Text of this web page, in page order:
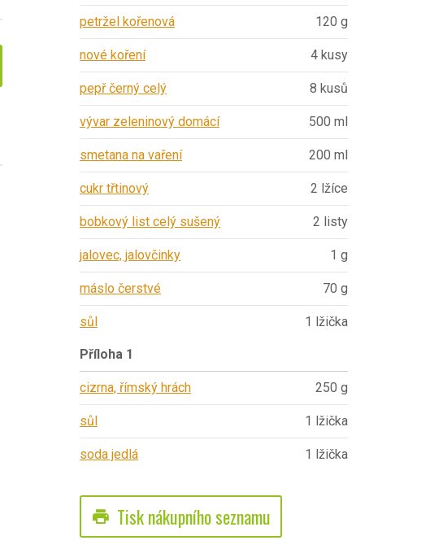
petržel kořenová 120 g
nové koření 4 kusy
pepř černý celý 8 kusů
vývar zeleninový domácí 500 ml
smetana na vaření 200 ml
cukr třtinový 2 lžíce
bobkový list celý sušený 2 listy
jalovec, jalovčinky 1 g
máslo čerstvé 70 g
sůl 1 lžička
Příloha 1
cizrna, římský hrách 250 g
sůl 1 lžička
soda jedlá 1 lžička
print Tisk nákupního seznamu